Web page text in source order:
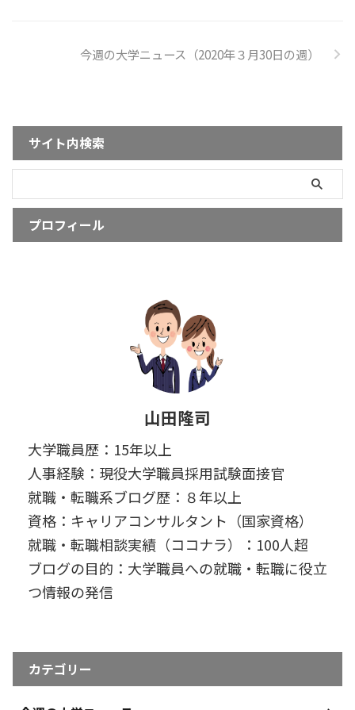
今週の大学ニュース（2020年３月30日の週）
サイト内検索
プロフィール
山田隆司
大学職員歴：15年以上
人事経験：現役大学職員採用試験面接官
就職・転職系ブログ歴：８年以上
資格：キャリアコンサルタント（国家資格）
就職・転職相談実績（ココナラ）：100人超
ブログの目的：大学職員への就職・転職に役立
つ情報の発信
カテゴリー